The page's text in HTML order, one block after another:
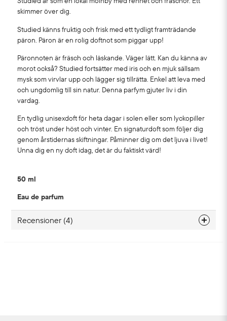
skimmer över dig.
Studied känns fruktig och frisk med ett tydligt framträdande
päron. Päron är en rolig doftnot som piggar upp!
Päronnoten är fräsch och läskande. Väger lätt. Kan du känna av
morot också? Studied fortsätter med iris och en mjuk sällsam
mysk som virvlar upp och lägger sig tillrätta. Enkel att leva med
och ungdomlig till sin natur. Denna parfym gjuter liv i din
vardag.
En tydlig unisexdoft för heta dagar i solen eller som lyckopiller
och tröst under höst och vinter. En signaturdoft som följer dig
genom årstidernas skiftningar. Påminner dig om det ljuva i livet!
Unna dig en ny doft idag, det är du faktiskt värd!
50 ml
Eau de parfum
Recensioner (4)